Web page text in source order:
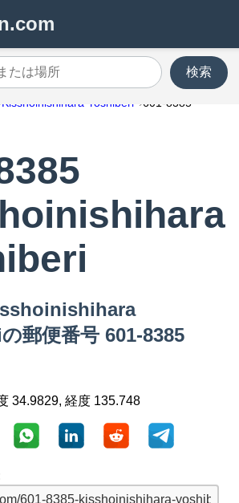
は場所
検索
Kisshoinishihara Yoshiberi 601-8385
郵便番号 601-8385
34.9829, 経度 135.748